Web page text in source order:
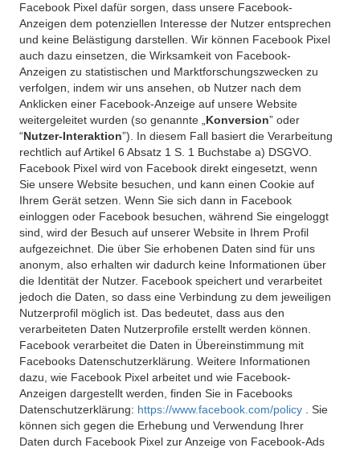
Facebook Pixel dafür sorgen, dass unsere Facebook-
Anzeigen dem potenziellen Interesse der Nutzer entsprechen
und keine Belästigung darstellen. Wir können Facebook Pixel
auch dazu einsetzen, die Wirksamkeit von Facebook-
Anzeigen zu statistischen und Marktforschungszwecken zu
verfolgen, indem wir uns ansehen, ob Nutzer nach dem
Anklicken einer Facebook-Anzeige auf unsere Website
weitergeleitet wurden (so genannte „ Konversion” oder
“Nutzer-Interaktion”). In diesem Fall basiert die Verarbeitung
rechtlich auf Artikel 6 Absatz 1 S. 1 Buchstabe a) DSGVO.
Facebook Pixel wird von Facebook direkt eingesetzt, wenn
Sie unsere Website besuchen, und kann einen Cookie auf
Ihrem Gerät setzen. Wenn Sie sich dann in Facebook
einloggen oder Facebook besuchen, während Sie eingeloggt
sind, wird der Besuch auf unserer Website in Ihrem Profil
aufgezeichnet. Die über Sie erhobenen Daten sind für uns
anonym, also erhalten wir dadurch keine Informationen über
die Identität der Nutzer. Facebook speichert und verarbeitet
jedoch die Daten, so dass eine Verbindung zu dem jeweiligen
Nutzerprofil möglich ist. Das bedeutet, dass aus den
verarbeiteten Daten Nutzerprofile erstellt werden können.
Facebook verarbeitet die Daten in Übereinstimmung mit
Facebooks Datenschutzerklärung. Weitere Informationen
dazu, wie Facebook Pixel arbeitet und wie Facebook-
Anzeigen dargestellt werden, finden Sie in Facebooks
Datenschutzerklärung: https://www.facebook.com/policy
. Sie
können sich gegen die Erhebung und Verwendung Ihrer
Daten durch Facebook Pixel zur Anzeige von Facebook-Ads